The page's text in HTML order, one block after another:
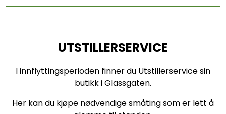
UTSTILLERSERVICE
I innflyttingsperioden finner du Utstillerservice sin
butikk i Glassgaten.
Her kan du kjøpe nødvendige småting som er lett å